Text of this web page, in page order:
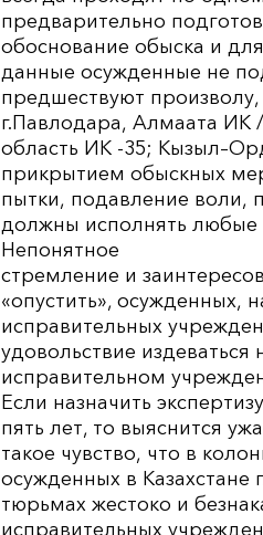
предварительно
обоснование обыска и
данные осужденные не
предшествуют
г.Павлодара, Алмаата ИК
область ИК -35;
прикрытием обыскных
пытки, подавление воли,
должны исполнять
Непонятное
стремление и
«опустить», осужденных,
исправительных
удовольствие
исправительном
Если назначить
пять лет, то выяснится
такое чувство, что в
осужденных в Казахстане
тюрьмах жестоко и
исправительных